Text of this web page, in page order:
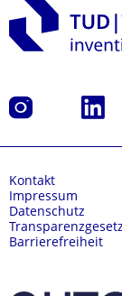
Instagram
Kontakt
Impressum
Datenschutz
Transparenzgesetz
Barrierefreiheit